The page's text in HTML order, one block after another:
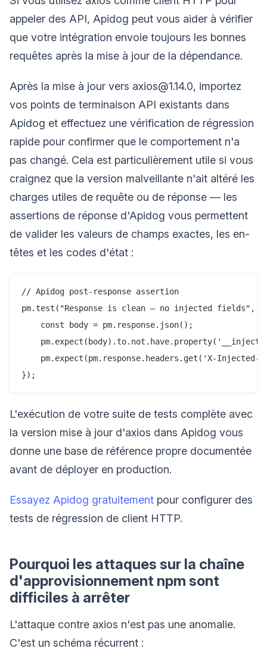
appeler des API, Apidog peut vous aider à vérifier
que votre intégration envoie toujours les bonnes
requêtes après la mise à jour de la dépendance.
Après la mise à jour vers axios@1.14.0, importez
vos points de terminaison API existants dans
Apidog et effectuez une vérification de régression
rapide pour confirmer que le comportement n'a
pas changé. Cela est particulièrement utile si vous
craignez que la version malveillante n'ait altéré les
charges utiles de requête ou de réponse — les
assertions de réponse d'Apidog vous permettent
de valider les valeurs de champs exactes, les en-
têtes et les codes d'état :
// Apidog post-response assertion
pm.test("Response is clean — no injected fields",
    const body = pm.response.json();
pm.expect(pm.response.headers.get('X-Injected-
L'exécution de votre suite de tests complète avec
la version mise à jour d'axios dans Apidog vous
donne une base de référence propre documentée
avant de déployer en production.
Essayez Apidog gratuitement pour configurer des
tests de régression de client HTTP.
Pourquoi les attaques sur la chaîne
d'approvisionnement npm sont
difficiles à arrêter
L'attaque contre axios n'est pas une anomalie.
C'est un schéma récurrent :